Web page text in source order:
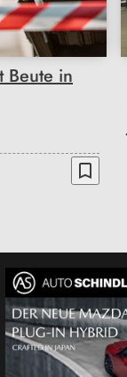
Beute in
bookmark_border